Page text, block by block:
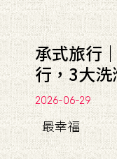
承式旅行
行，3大
2026-06-29
最幸福